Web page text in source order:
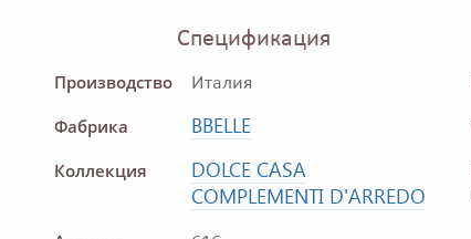
Спецификация
Производство Италия
Фабрика BBELLE
Коллекция
DOLCE CASA
COMPLEMENTI D'ARREDO